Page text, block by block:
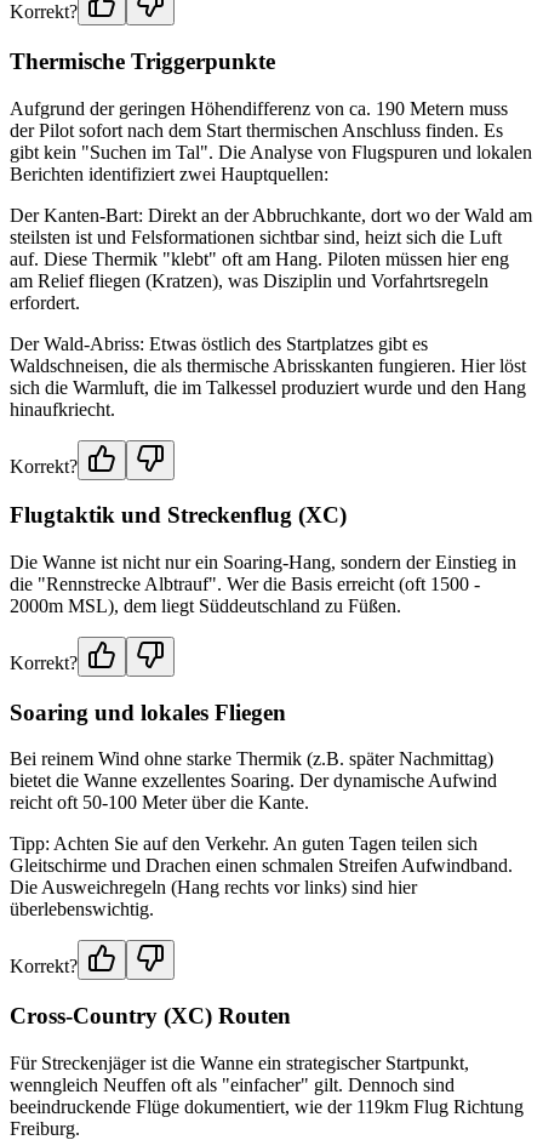
Korrekt?
Thermische Triggerpunkte
Aufgrund der geringen Höhendifferenz von ca. 190 Metern muss
der Pilot sofort nach dem Start thermischen Anschluss finden. Es
gibt kein "Suchen im Tal". Die Analyse von Flugspuren und lokalen
Berichten identifiziert zwei Hauptquellen:
Der Kanten-Bart: Direkt an der Abbruchkante, dort wo der Wald am
steilsten ist und Felsformationen sichtbar sind, heizt sich die Luft
auf. Diese Thermik "klebt" oft am Hang. Piloten müssen hier eng
am Relief fliegen (Kratzen), was Disziplin und Vorfahrtsregeln
erfordert.
Der Wald-Abriss: Etwas östlich des Startplatzes gibt es
Waldschneisen, die als thermische Abrisskanten fungieren. Hier löst
sich die Warmluft, die im Talkessel produziert wurde und den Hang
hinaufkriecht.
Korrekt?
Flugtaktik und Streckenflug (XC)
Die Wanne ist nicht nur ein Soaring-Hang, sondern der Einstieg in
die "Rennstrecke Albtrauf". Wer die Basis erreicht (oft 1500 -
2000m MSL), dem liegt Süddeutschland zu Füßen.
Korrekt?
Soaring und lokales Fliegen
Bei reinem Wind ohne starke Thermik (z.B. später Nachmittag)
bietet die Wanne exzellentes Soaring. Der dynamische Aufwind
reicht oft 50-100 Meter über die Kante.
Tipp: Achten Sie auf den Verkehr. An guten Tagen teilen sich
Gleitschirme und Drachen einen schmalen Streifen Aufwindband.
Die Ausweichregeln (Hang rechts vor links) sind hier
überlebenswichtig.
Korrekt?
Cross-Country (XC) Routen
Für Streckenjäger ist die Wanne ein strategischer Startpunkt,
wenngleich Neuffen oft als "einfacher" gilt. Dennoch sind
beeindruckende Flüge dokumentiert, wie der 119km Flug Richtung
Freiburg.